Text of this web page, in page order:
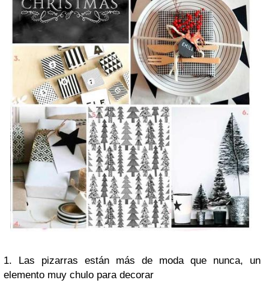
1. Las pizarras están más de moda que nunca, un
elemento muy chulo para decorar